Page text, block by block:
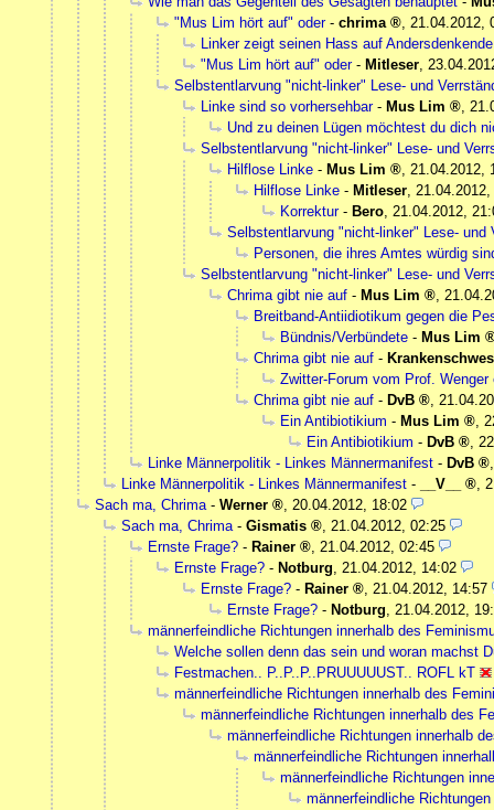
"Mus Lim hört auf" oder- chrima , 21.04.2012,
Linker zeigt seinen Hass auf
"Mus Lim hört auf" oder- Mitleser,
Selbstentlarvung "nicht-linker" Lese- und
Linke sind so vorhersehbar- Mus Lim ,
Und zu deinen Lügen möchtest du dich
Selbstentlarvung "nicht-linker" Lese- und
Hilflose Linke - Mus Lim , 21.04.2012,
Hilflose Linke - Mitleser,
Korrektur- Bero, 21.04.2012,
Selbstentlarvung "nicht-linker" Lese- und
Personen, die ihres Amtes würdig
Selbstentlarvung "nicht-linker" Lese- und
Chrima gibt nie auf - Mus Lim ,
Breitband-Antiidiotikum gegen die
Bündnis/Verbündete - Mus Lim
Chrima gibt nie auf -
Zwitter-Forum vom Prof. Wenger
Chrima gibt nie auf - DvB ,
Ein Antibiotikium - Mus Lim ,
Ein Antibiotikium - DvB ,
Linke Männerpolitik - Linkes Männermanifest - DvB
Linke Männerpolitik - Linkes Männermanifest - __V__ ,
Sach ma, Chrima- Werner , 20.04.2012, 18:02
Sach ma, Chrima- Gismatis , 21.04.2012, 02:25
Ernste Frage? - Rainer , 21.04.2012, 02:45
Ernste Frage? - Notburg, 21.04.2012, 14:02
Ernste Frage? - Rainer , 21.04.2012, 14:57
Ernste Frage? - Notburg, 21.04.2012,
männerfeindliche Richtungen innerhalb des
Welche sollen denn das sein und woran machst
Festmachen.. P..P..P..PRUUUUUST.. ROFL kT
männerfeindliche Richtungen innerhalb des
männerfeindliche Richtungen innerhalb des
männerfeindliche Richtungen innerhalb
männerfeindliche Richtungen
männerfeindliche Richtungen
männerfeindliche